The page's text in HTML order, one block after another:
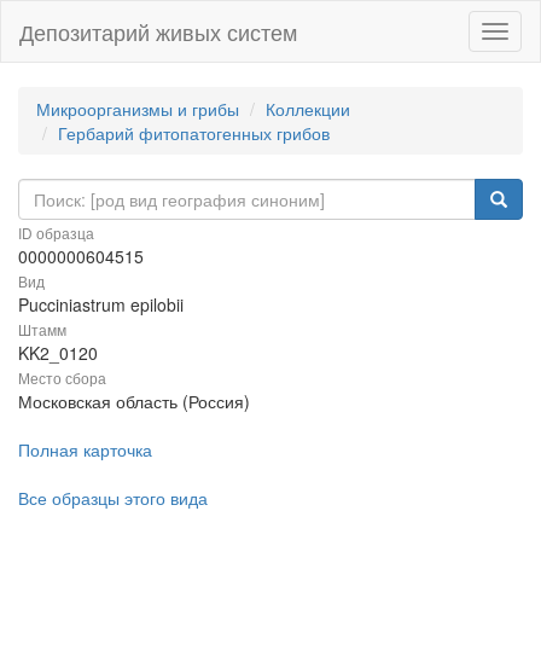
Депозитарий живых систем
Микроорганизмы и грибы
Коллекции
Гербарий фитопатогенных грибов
ID образца
0000000604515
Вид
Pucciniastrum epilobii
Штамм
KK2_0120
Место сбора
Московская область (Россия)
Полная карточка
Все образцы этого вида